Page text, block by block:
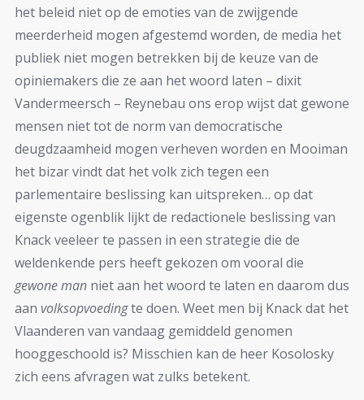
het beleid niet op de emoties van de zwijgende
meerderheid mogen afgestemd worden, de media het
publiek niet mogen betrekken bij de keuze van de
opiniemakers die ze aan het woord laten – dixit
Vandermeersch – Reynebau ons erop wijst dat gewone
mensen niet tot de norm van democratische
deugdzaamheid mogen verheven worden en Mooiman
het bizar vindt dat het volk zich tegen een
parlementaire beslissing kan uitspreken… op dat
eigenste ogenblik lijkt de redactionele beslissing van
Knack veeleer te passen in een strategie die de
weldenkende pers heeft gekozen om vooral die
gewone man niet aan het woord te laten en daarom dus
aan volksopvoedingte doen. Weet men bij Knack dat het
Vlaanderen van vandaag gemiddeld genomen
hooggeschoold is? Misschien kan de heer Kosolosky
zich eens afvragen wat zulks betekent.